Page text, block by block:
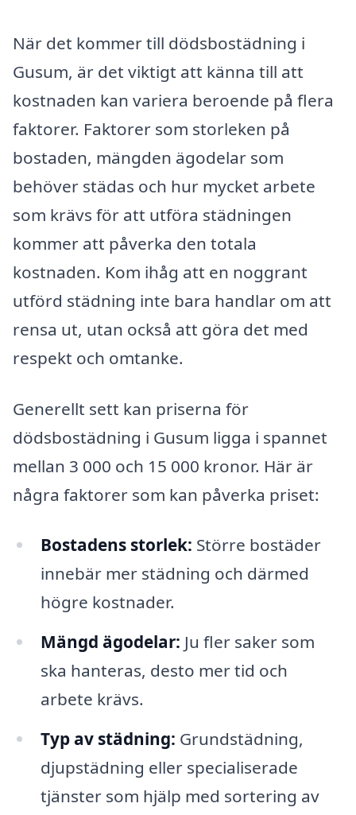
När det kommer till dödsbostädning i
Gusum, är det viktigt att känna till att
kostnaden kan variera beroende på flera
faktorer. Faktorer som storleken på
bostaden, mängden ägodelar som
behöver städas och hur mycket arbete
som krävs för att utföra städningen
kommer att påverka den totala
kostnaden. Kom ihåg att en noggrant
utförd städning inte bara handlar om att
rensa ut, utan också att göra det med
respekt och omtanke.
Generellt sett kan priserna för
dödsbostädning i Gusum ligga i spannet
mellan 3 000 och 15 000 kronor. Här är
några faktorer som kan påverka priset:
Bostadens storlek: Större bostäder
innebär mer städning och därmed
högre kostnader.
Mängd ägodelar: Ju fler saker som
ska hanteras, desto mer tid och
arbete krävs.
Typ av städning: Grundstädning,
djupstädning eller specialiserade
tjänster som hjälp med sortering av